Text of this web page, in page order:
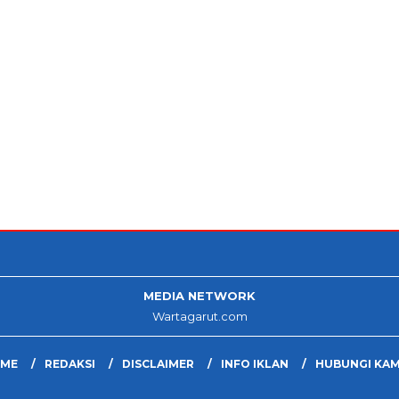
MEDIA NETWORK
Wartagarut.com
REDAKSI DISCLAIMER INFO IKLAN HUBUNGI